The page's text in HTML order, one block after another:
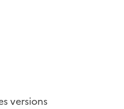
versions